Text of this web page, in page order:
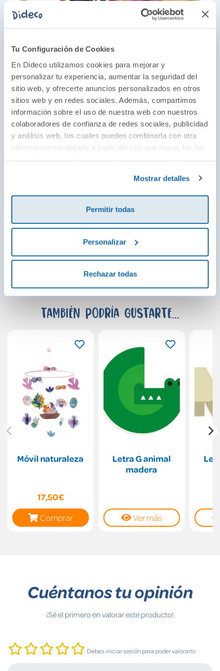
Tu Configuración de Cookies
En Dideco utilizamos cookies para mejorar y
personalizar tu experiencia, aumentar la seguridad del
sitio web, y ofrecerte anuncios personalizados en otros
sitios web y en redes sociales. Además, compartimos
información sobre el uso de nuestra web con nuestros
colaboradores de confianza de redes sociales, publicidad
y análisis web, los cuales pueden combinarla con otra
información recopilada a partir del uso que hayas hecho
Mostrar detalles
Permitir todas
Personalizar
Rechazar todas
Un mundo por descubrir
Fundada en 1995, Lilliputiens ha convertido el
juguete de tela en su seña de identidad. Con
una estética llena de colores y texturas, es una
de las marcas aliadas de los más pequeños de
la casa para descubrir el mundo que les rodea
acompañan a niños y niñas en su aprendizaje.
¡Ver todo!
También podría gustarte...
Móvil naturaleza
17,50€
Comprar
Letra G animal
madera
Ver más
Cuéntanos tu opinión
¡Sé el primero en valorar este producto!
Debes iniciar sesión para poder valorarlo